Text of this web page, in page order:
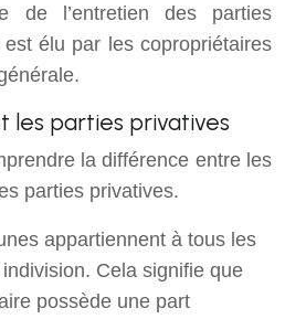
de l’entretien des parties
élu par les copropriétaires
les parties privatives
la différence entre les
parties privatives.
appartiennent à tous les
Cela signifie que
possède une part